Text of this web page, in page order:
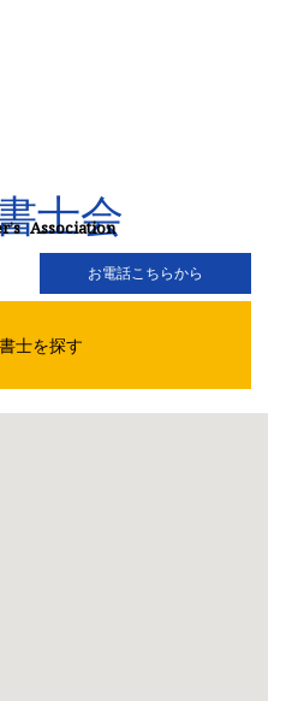
士会
Association
お電話こちらから
士を探す